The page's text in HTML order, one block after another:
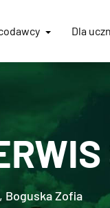
Dla
Boguska Zofia